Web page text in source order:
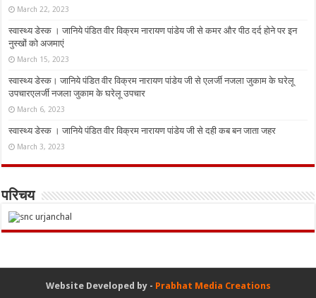
March 22, 2023
स्वास्थ्य डेस्क । जानिये पंडित वीर विक्रम नारायण पांडेय जी से कमर और पीठ दर्द होने पर इन
नुस्‍खों को अजमाएं
March 15, 2023
स्वास्थ्य डेस्क। जानिये पंडित वीर विक्रम नारायण पांडेय जी से एलर्जी नजला जुकाम के घरेलू
उपचारएलर्जी नजला जुकाम के घरेलू उपचार
March 6, 2023
स्वास्थ्य डेस्क । जानिये पंडित वीर विक्रम नारायण पांडेय जी से दही कब बन जाता जहर
March 3, 2023
परिचय
Website Developed by - Prabhat Media Creations